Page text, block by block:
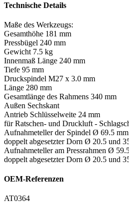
Technische Details
Maße des Werkzeugs:
Gesamthöhe 181 mm
Pressbügel 240 mm
Gewicht 7.5 kg
Innenmaß Länge 240 mm
Tiefe 95 mm
Druckspindel M27 x 3.0 mm
Länge 280 mm
Gesamtlänge des Rahmens 340 mm
Außen Sechskant
Antrieb Schlüsselweite 24 mm
für Ratschen- und Druckluft -
Aufnahmeteller der Spindel Ø 69.5 mm
doppelt abgesetzter Dorn Ø 20.5 und
Aufnahmeteller am Pressrahmen Ø
doppelt abgesetzter Dorn Ø 20.5 und
OEM-Referenzen
AT0364